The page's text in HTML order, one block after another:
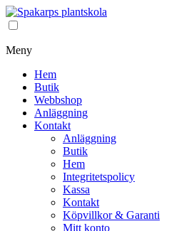
Meny
Hem
Butik
Webbshop
Anläggning
Kontakt
Anläggning
Butik
Hem
Integritetspolicy
Kassa
Kontakt
Köpvillkor & Garanti
Mitt konto